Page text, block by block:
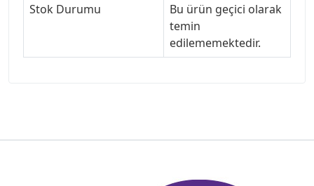
Stok Durumu
Bu ürün geçici olarak
temin
edilememektedir.